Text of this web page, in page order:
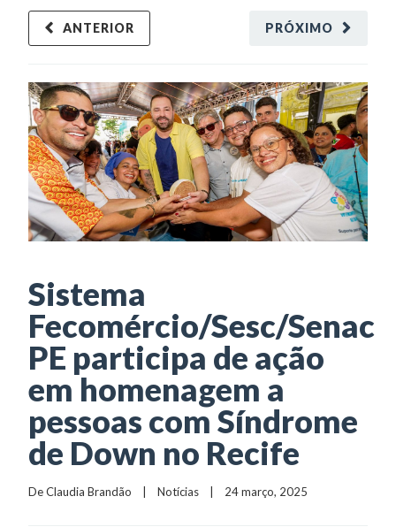
PRÓXIMO
ANTERIOR
Sistema
Fecomércio/Sesc/Senac
PE participa de ação
em homenagem a
pessoas com Síndrome
de Down no Recife
De Claudia Brandão
    |
Notícias
    |    24 março, 2025